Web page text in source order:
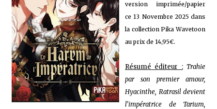
version imprimée/papier
ce 13 Novembre 2025 dans
la collection Pika Wavetoon
au prix de 14,95€.
Résumé éditeur : Trahie
par son premier amour,
Hyacinthe, Ratrasil devient
l’impératrice de Tarium,